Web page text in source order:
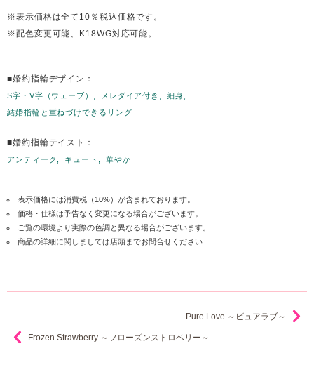
※表示価格は全て10％税込価格です。
※配色変更可能、K18WG対応可能。
■婚約指輪デザイン：
S字・V字（ウェーブ） メレダイア付き
細身
結婚指輪と重ねづけできるリング
■婚約指輪テイスト：
アンティーク キュート 華やか
表示価格には消費税（10%）が含まれております。
価格・仕様は予告なく変更になる場合がございます。
ご覧の環境より実際の色調と異なる場合がございます。
商品の詳細に関しましては店頭までお問合せください
Pure Love ～ピュアラブ～
Frozen Strawberry ～フローズンストロベリー～